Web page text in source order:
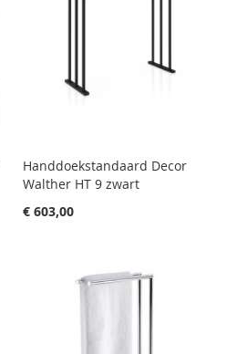
Handdoekstandaard Decor
Walther HT 9 zwart
€ 603,00